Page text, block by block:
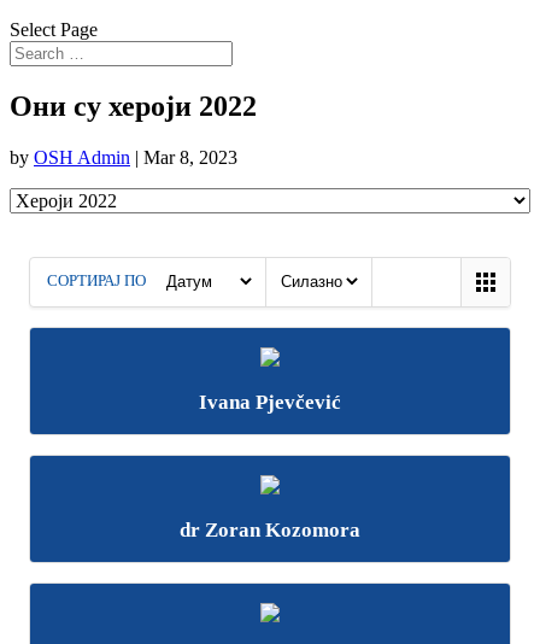
Select Page
Они су хероји 2022
by OSH Admin | Mar 8, 2023
СОРТИРАЈ ПО
Ivana Pjevčević
dr Zoran Kozomora